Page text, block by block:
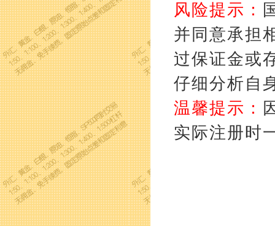
风险提示：
并同意承担
过保证金或
仔细分析自
温馨提示：
实际注册时